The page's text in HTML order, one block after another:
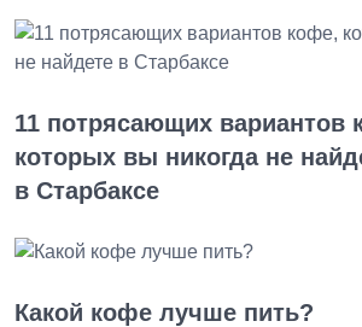
11 потрясающих вариантов
которых вы никогда не
в Старбаксе
Какой кофе лучше пить?